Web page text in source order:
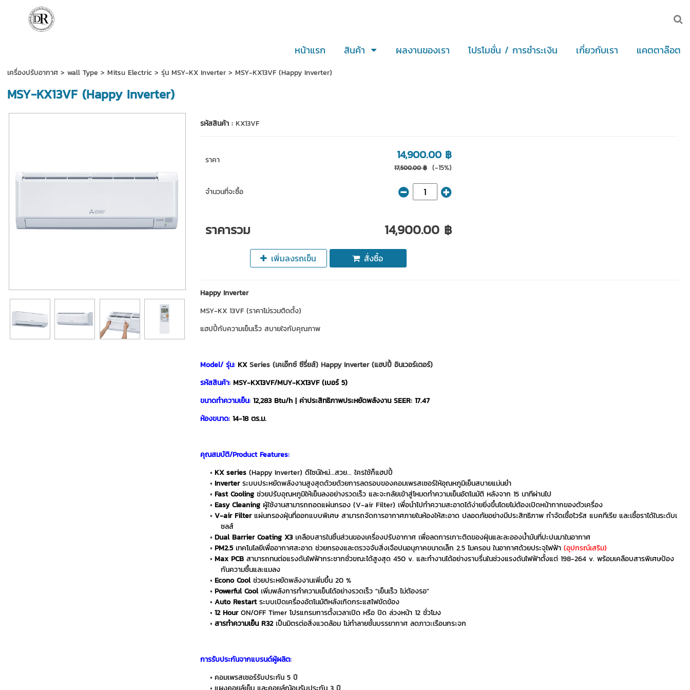
หน้าแรก สินค้า ผลงานของเรา โปรโมชั่น / การชำระเงิน เกี่ยวกับเรา แคตตาล๊อต
เครื่องปรับอากาศ> wall Type > Mitsu Electric > รุ่น MSY-KX Inverter> MSY-KX13VF (Happy Inverter)
MSY-KX13VF (Happy Inverter)
รหัสสินค้า : KX13VF
ราคา 14,900.00 ฿
17,500.00 ฿ (-15%)
จำนวนที่จะซื้อ
ราคารวม 14,900.00 ฿
เพิ่มลงรถเข็น สั่งซื้อ
Happy Inverter
MSY-KX 13VF (ราคาไม่รวมติดตั้ง)
แฮปปี้กับความเย็นเร็ว สบายใจกับคุณภาพ
Model/ รุ่น:KXSeries (เคเอ๊กซ์ ซีรี่ยส์) Happy Inverter (แฮปปี้ อินเวอร์เตอร์)
รหัสสินค้า:MSY-KX13VF/MUY-KX13VF (เบอร์ 5)
ขนาดทำความเย็น:12,283 Btu/h | ค่าประสิทธิภาพประหยัดพลังงาน SEER: 17.47
ห้องขนาด:14-18 ตร.ม.
คุณสมบัติ/Product Features:
KX series(Happy Inverter) ดีไซน์ใหม่...สวย... ใครใช้ก็แฮปปี้
Inverterระบบประหยัดพลังงานสูงสุดด้วยด้วยการลดรอบของคอมเพรสเซอร์ให้อุณหภูมิเย็นสบายแม่นยำ
Fast Coolingช่วยปรับอุณหภูมิให้เย็นลงอย่างรวดเร็ว และจะกลัยเข้าสู่โหมดทำความเย็นอัตโนมัติ หลังจาก 15 นาทีผ่านไป
Easy Cleaningผู้ใช้งานสามารถถอดแผ่นกรอง (V-air Filter) เพื่อนำไปทำความสะอาดได้ง่ายยิ่งขึ้นโดยไม่ต้องเปิดหน้ากากของตัวเครื่อง
V-air Filterแผ่นกรองฝุ่นที่ออกแบบพิเศษ สามารถจัดการอากาศภายในห้องให้สะอาด ปลอดภัยอย่างมีประสิทธิภาพ กำจัดเชื้อไวรัส แบคทีเรีย และเชื้อราได้ในระดับเ
ซลส์
Dual Barrier Coating X3เคลือบสารในชิ้นส่วนของเครื่องปรับอากาศ เพื่อลดการเกาะติดของฝุ่นและละอองน้ำมันที่ปะปนมาในอากาศ
PM2.5เทคโนโลยีเพื่ออากาศสะอาด ช่วยกรองและตรวจจับสิ่งเจือปนอนุภาคขนาดเล็ก 2.5 ไมครอน ในอากาศด้วยประจุไฟฟ้า (อุปกรณ์เสริม)
Max PCBสามารถทนต่อแรงดันไฟฟ้ากระชากชั่วขณะได้สูงสุด 450 v. และทำงานได้อย่างราบรื่นในช่วงแรงดันไฟฟ้าตั้งแต่ 198-264 v. พร้อมเคลือบสารพิเศษป้อง
กันความชื้นและแมลง
Econo Coolช่วยประหยัดพลังงานเพิ่มขึ้น 20 %
Powerful Coolเพิ่มพลังการทำความเย็นได้อย่างรวดเร็ว "เย็นเร็ว ไม่ต้องรอ"
Auto Restartระบบเปิดเครื่องอัตโนมัติหลังเกิดกระแสไฟขัดข้อง
12 HourON/OFF Timer โปรแกรมการตั้งเวลาเปิด หรือ ปิด ล่วงหน้า 12 ชั่วโมง
สารทำความเย็น R32เป็นมิตรต่อสิ่งแวดล้อม ไม่ทำลายชั้นบรรยากาศ ลดภาวะเรือนกระจก
การรับประกันจากแบรนด์ผู้ผลิต:
คอมเพรสเซอร์รับประกัน 5 ปี